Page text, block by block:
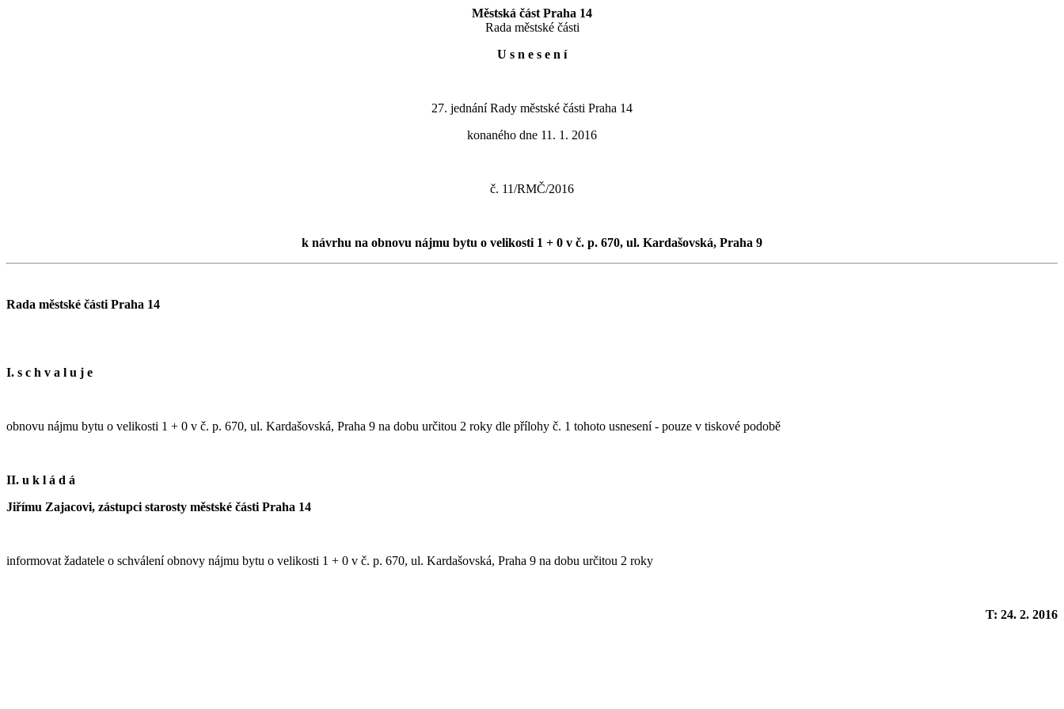
Městská část Praha 14
Rada městské části
U s n e s e n í
27. jednání Rady městské části Praha 14
konaného dne 11. 1. 2016
č. 11/RMČ/2016
k návrhu na obnovu nájmu bytu o velikosti 1 + 0 v č. p. 670, ul. Kardašovská, Praha 9
Rada městské části Praha 14
I. s c h v a l u j e
obnovu nájmu bytu o velikosti 1 + 0 v č. p. 670, ul. Kardašovská, Praha 9 na dobu určitou 2 roky dle přílohy č. 1 tohoto usnesení - pouze v tiskové podobě
II. u k l á d á
Jiřímu Zajacovi, zástupci starosty městské části Praha 14
informovat žadatele o schválení obnovy nájmu bytu o velikosti 1 + 0 v č. p. 670, ul. Kardašovská, Praha 9 na dobu určitou 2 roky
T: 24. 2. 2016